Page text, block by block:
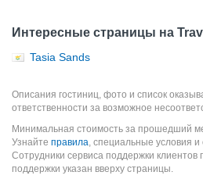
Интересные страницы на
Tasia Sands
Описания гостиниц, фото и список
ответственности за возможное
Минимальная стоимость за прошедший
Узнайте правила, специальные условия
Сотрудники сервиса поддержки
поддержки указан вверху страницы.